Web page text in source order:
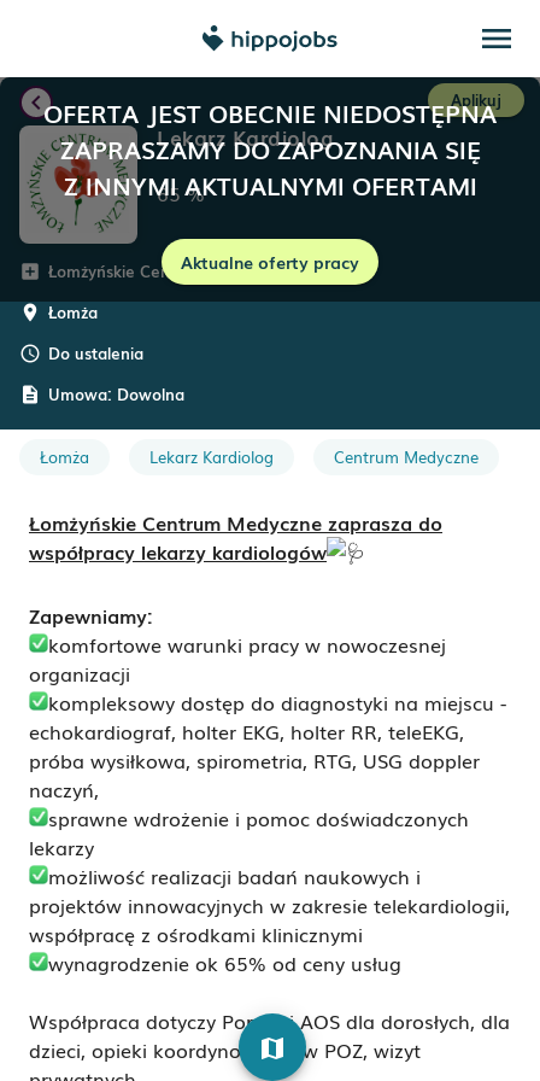
menu
OFERTA JEST OBECNIE NIEDOSTĘPNA
ZAPRASZAMY DO ZAPOZNANIA SIĘ
Z INNYMI AKTUALNYMI OFERTAMI
Aktualne oferty pracy
chevron_left Aplikuj
Lekarz Kardiolog
65%
add_box Łomżyńskie Centrum Medyczne
room Łomża
schedule Do ustalenia
description Umowa: Dowolna
Łomża Lekarz Kardiolog Centrum Medyczne
Łomżyńskie Centrum Medyczne zaprasza do
współpracy lekarzy kardiologów
Zapewniamy:
komfortowe warunki pracy w nowoczesnej
organizacji
kompleksowy dostęp do diagnostyki na miejscu -
echokardiograf, holter EKG, holter RR, teleEKG,
próba wysiłkowa, spirometria, RTG, USG doppler
naczyń,
sprawne wdrożenie i pomoc doświadczonych
lekarzy
możliwość realizacji badań naukowych i
projektów innowacyjnych w zakresie telekardiologii,
współpracę z ośrodkami klinicznymi
wynagrodzenie ok 65% od ceny usług
Współpraca dotyczy Poradni AOS dla dorosłych, dla
dzieci, opieki koordynowanej w POZ, wizyt
map